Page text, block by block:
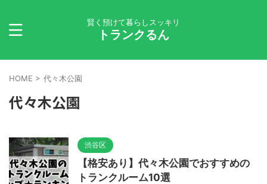
賢く預けて暮らしスッキリ
トランクるん
HOME > 代々木公園
代々木公園
渋谷区
【格安あり】代々木公園でおすすめの
トランクルーム10選